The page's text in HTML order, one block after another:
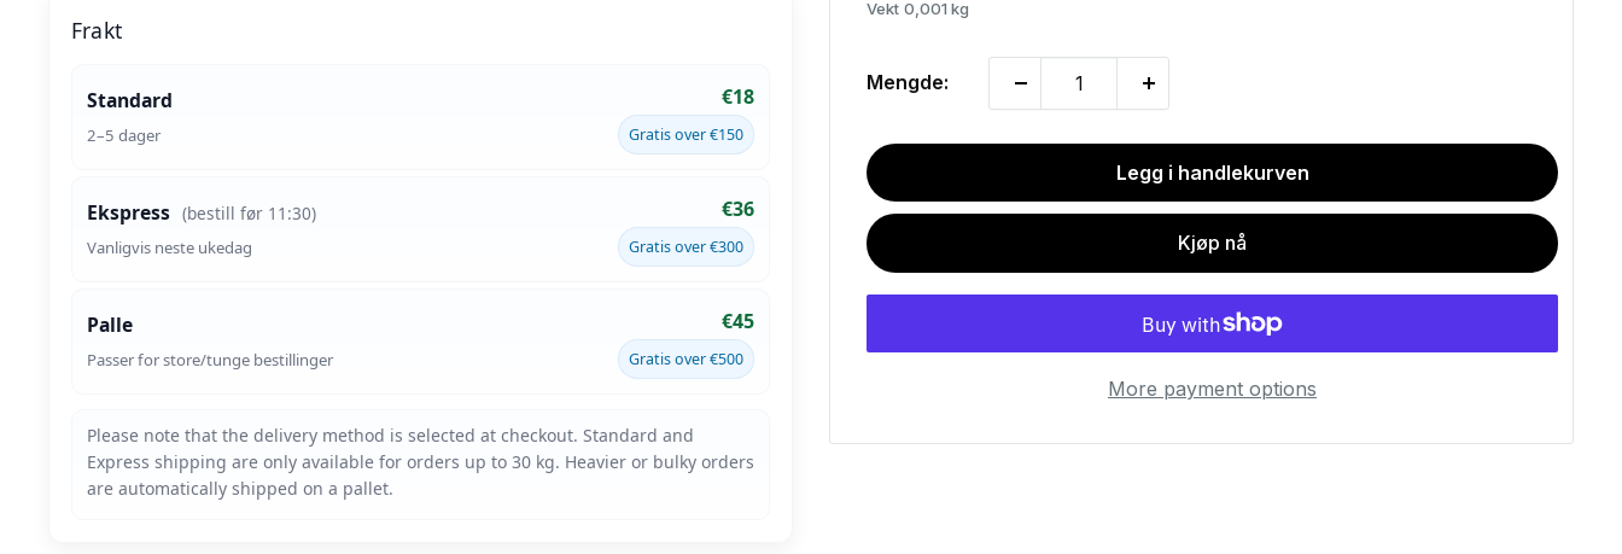
Vekt 0,001 kg
Mengde:
Legg i handlekurven
Kjøp nå
More payment options
Frakt
Standard
2–5 dager
€18
Gratis over €150
Ekspress (bestill før 11:30)
Vanligvis neste ukedag
€36
Gratis over €300
Palle
Passer for store/tunge bestillinger
€45
Gratis over €500